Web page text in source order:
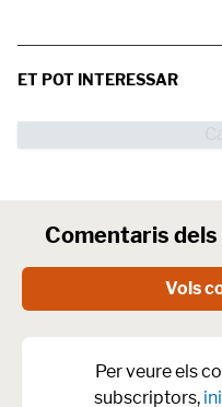
ET POT INTERESSAR
Comentaris
Vols
Per veure els
subscriptors,